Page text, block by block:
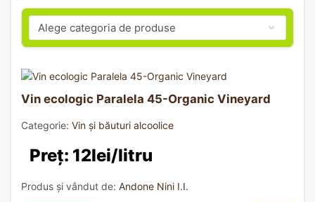
Vin ecologic Paralela 45-Organic Vineyard
Categorie: Vin și băuturi alcoolice
Preț: 12lei/litru
Produs și vândut de: Andone Nini I.I.